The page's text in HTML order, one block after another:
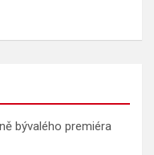
bývalého premiéra